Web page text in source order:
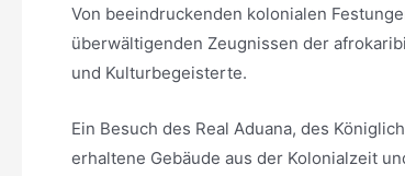
Von beeindruckenden kolonialen
überwältigenden Zeugnissen der
und Kulturbegeisterte.
Ein Besuch des Real Aduana, des
erhaltene Gebäude aus der Kolonialzeit